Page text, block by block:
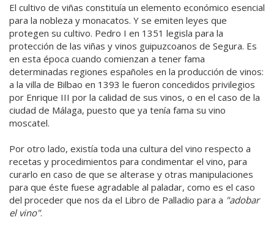
El cultivo de viñas constituía un elemento económico esencial
para la nobleza y monacatos. Y se emiten leyes que
protegen su cultivo. Pedro I en 1351 legisla para la
protección de las viñas y vinos guipuzcoanos de Segura. Es
en esta época cuando comienzan a tener fama
determinadas regiones españoles en la producción de vinos:
a la villa de Bilbao en 1393 le fueron concedidos privilegios
por Enrique III por la calidad de sus vinos, o en el caso de la
ciudad de Málaga, puesto que ya tenía fama su vino
moscatel.
Por otro lado, existía toda una cultura del vino respecto a
recetas y procedimientos para condimentar el vino, para
curarlo en caso de que se alterase y otras manipulaciones
para que éste fuese agradable al paladar, como es el caso
del proceder que nos da el Libro de Palladio para a "adobar
el vino".